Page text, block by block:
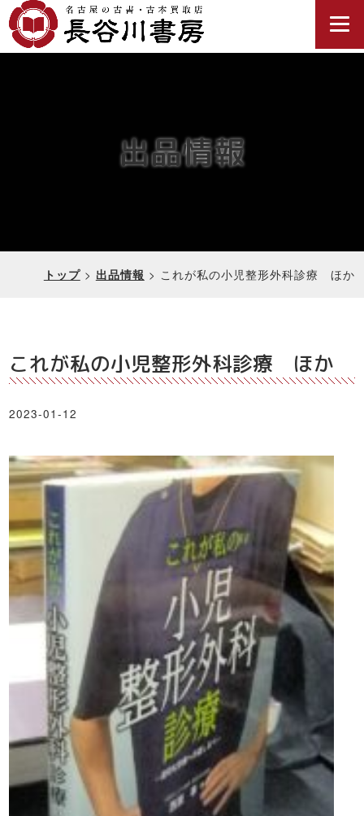
出品情報
トップ> 出品情報 > これが私の小児整形外科診療 ほか
これが私の小児整形外科診療 ほか
2023-01-12